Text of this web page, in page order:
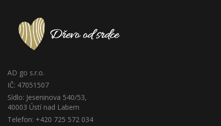
AD go s.r.o.
IČ: 47051507
Sídlo: Jeseninova 540/53,
40003 Ústí nad Labem
Telefon: +420 725 572 034